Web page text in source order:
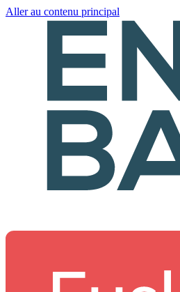
Aller au contenu principal